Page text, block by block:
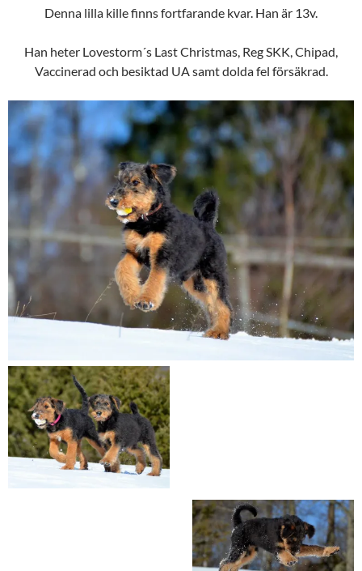
Denna lilla kille finns fortfarande kvar. Han är 13v.
Han heter Lovestorm´s Last Christmas, Reg SKK, Chipad,
Vaccinerad och besiktad UA samt dolda fel försäkrad.